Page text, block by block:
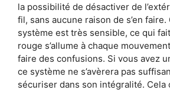
la possibilité de désactiver de
fil, sans aucune raison de s’en
système est très sensible, ce qui
rouge s’allume à chaque
faire des confusions. Si vous avez
ce système ne s’avèrera pas
sécuriser dans son intégralité. Cela